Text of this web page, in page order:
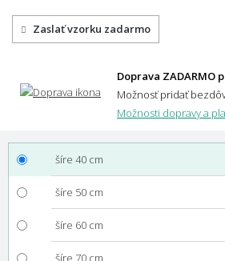
Zaslať vzorku zadarmo
Doprava ZADARMO
Možnosť pridať
Možnosti dopravy a
šíre 40 cm
šíre 50 cm
šíre 60 cm
šíre 70 cm